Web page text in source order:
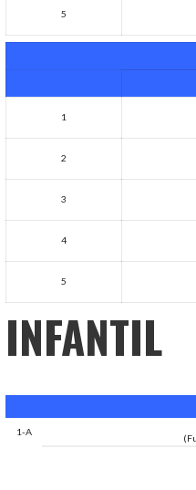
5
1
2
3
4
5
INFANTIL
1-A